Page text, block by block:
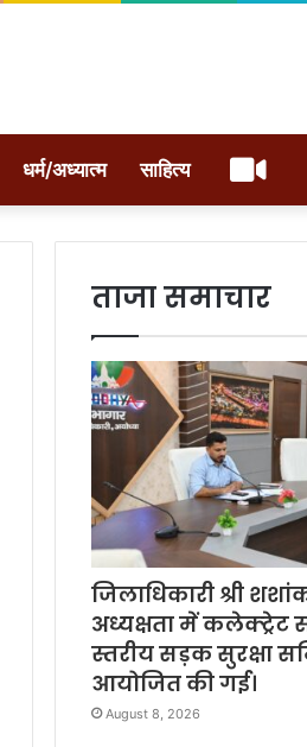
धर्म/अध्यात्म साहित्य वीडियो
ताजा समाचार
जिलाधिकारी श्री
अध्यक्षता में कलेक्ट्रेट
स्तरीय सड़क सुरक्षा
आयोजित की गई।
August 8, 2026